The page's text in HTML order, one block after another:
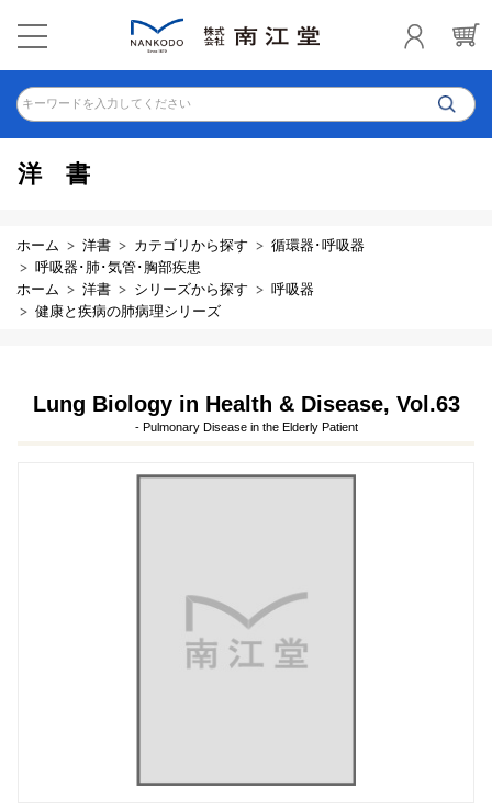
キーワードを入力してください
洋書
ホーム 洋書 カテゴリから探す
循環器･呼吸器
呼吸器･肺･気管･胸部疾患
ホーム
洋書 シリーズから探す
呼吸器
健康と疾病の肺病理シリーズ
Lung Biology in Health & Disease, Vol.63
- Pulmonary Disease in the Elderly Patient